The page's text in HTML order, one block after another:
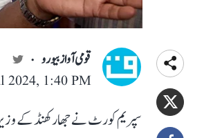
قومی آواز بیورو
2024, 1:40 PM
سپریم کورٹ نے جھارکھنڈ کے